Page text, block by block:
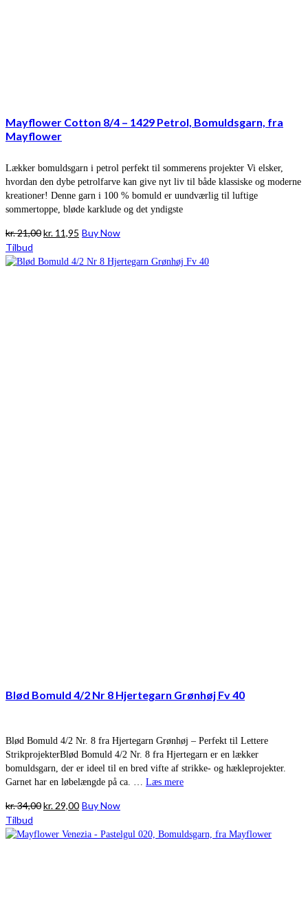
Mayflower Cotton 8/4 – 1429 Petrol, Bomuldsgarn, fra
Mayflower
Lækker bomuldsgarn i petrol perfekt til sommerens projekter Vi elsker,
hvordan den dybe petrolfarve kan give nyt liv til både klassiske og moderne
kreationer! Denne garn i 100 % bomuld er uundværlig til luftige
sommertoppe, bløde karklude og det yndigste
kr.21,00Den
pris
kr. 11,95 Den
pris
Buy Now
Tilbud
Blød Bomuld 4/2 Nr 8 Hjertegarn Grønhøj Fv 40
Blød Bomuld 4/2 Nr. 8 fra Hjertegarn Grønhøj – Perfekt til Lettere
StrikprojekterBlød Bomuld 4/2 Nr. 8 fra Hjertegarn er en lækker
bomuldsgarn, der er ideel til en bred vifte af strikke- og hækleprojekter.
Garnet har en løbelængde på ca. … Læs mere
kr.34,00Den
pris
kr. 29,00Den
pris
Buy Now
Tilbud